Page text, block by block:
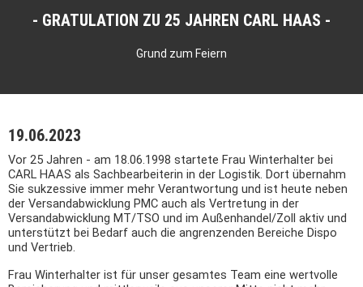
GRATULATION ZU 25 JAHREN CARL HAAS
Grund zum Feiern
19.06.2023
Vor 25 Jahren - am 18.06.1998 startete Frau Winterhalter bei
CARL HAAS als Sachbearbeiterin in der Logistik. Dort übernahm
Sie sukzessive immer mehr Verantwortung und ist heute neben
der Versandabwicklung PMC auch als Vertretung in der
Versandabwicklung MT/TSO und im Außenhandel/Zoll aktiv und
unterstützt bei Bedarf auch die angrenzenden Bereiche Dispo
und Vertrieb.
Frau Winterhalter ist für unser gesamtes Team eine wertvolle